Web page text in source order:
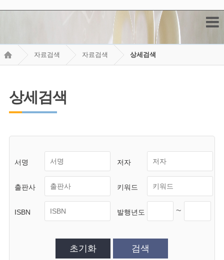
자료검색 자료검색 상세검색
상세검색
서명 저자
출판사 키워드
ISBN 발행년도 ~
초기화 검색